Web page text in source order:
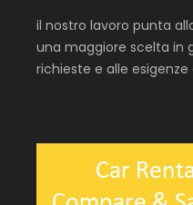
il nostro lavoro punta
una maggiore scelta in
richieste e alle